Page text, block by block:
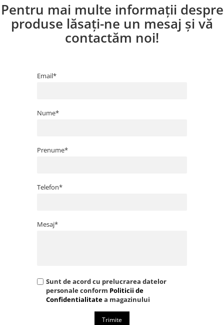
Pentru mai multe informații despre
produse lăsați-ne un mesaj și vă
contactăm noi!
Email*
Nume*
Prenume*
Telefon*
Mesaj*
Sunt de acord cu prelucrarea datelor
personale conform Politicii de
Confidentialitatea magazinului
Trimite